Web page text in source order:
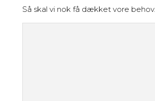
Så skal vi nok få dækket vore behov.